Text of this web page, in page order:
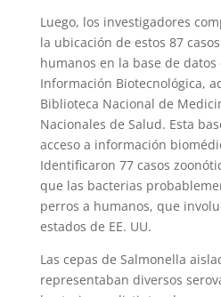
Luego, los investigadores
la ubicación de estos 87
humanos en la base de
Información Biotecnológica,
Biblioteca Nacional de
Nacionales de Salud. Esta
acceso a información
Identificaron 77 casos
que las bacterias
perros a humanos, que
estados de EE. UU.
Las cepas de Salmonella
representaban diversos